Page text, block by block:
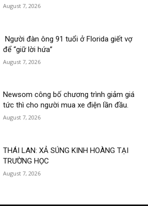
August 7, 2026
Người đàn ông 91 tuổi ở Florida giết vợ
để “giữ lời hứa”
August 7, 2026
Newsom công bố chương trình giảm giá
tức thì cho người mua xe điện lần đầu.
August 7, 2026
THÁI LAN: XẢ SÚNG KINH HOÀNG TẠI
TRƯỜNG HỌC
August 7, 2026